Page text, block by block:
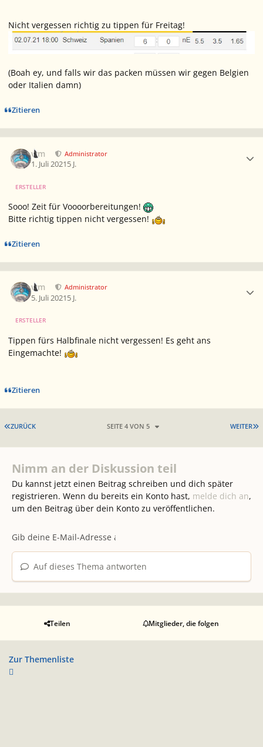
Nicht vergessen richtig zu tippen für Freitag!
(Boah ey, und falls wir das packen müssen wir gegen Belgien
oder Italien damn)
Zitieren
wm Administrator
1. Juli 20215 J.
ERSTELLER
Sooo! Zeit für Voooorbereitungen!
Bitte richtig tippen nicht vergessen!
Zitieren
wm Administrator
5. Juli 20215 J.
ERSTELLER
Tippen fürs Halbfinale nicht vergessen! Es geht ans
Eingemachte!
Zitieren
ERSTE SEITE
ZURÜCK WEITER
SEITE 4 VON 5
Nimm an der Diskussion teil
Du kannst jetzt einen Beitrag schreiben und dich später
registrieren. Wenn du bereits ein Konto hast, melde dich an,
um den Beitrag über dein Konto zu veröffentlichen.
Auf dieses Thema antworten
Teilen Mitglieder, die folgen
Zur Themenliste